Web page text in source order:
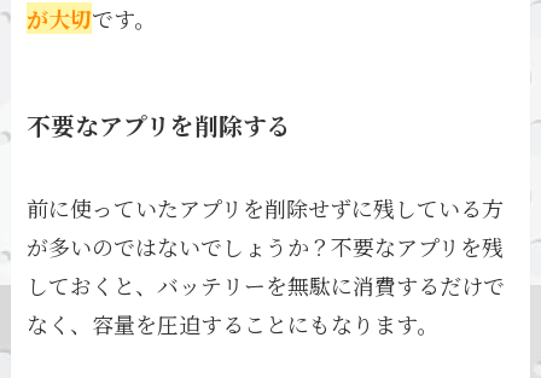
が大切です。
不要なアプリを削除する
前に使っていたアプリを削除せずに残している方
が多いのではないでしょうか？不要なアプリを残
しておくと、バッテリーを無駄に消費するだけで
なく、容量を圧迫することにもなります。